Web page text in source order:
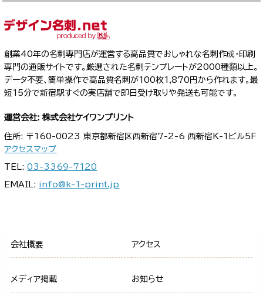
創業40年の名刺専門店が運営する高品質でおしゃれな名刺作成・印刷
専門の通販サイトです。厳選された名刺テンプレートが2000種類以上。
データ不要、簡単操作で高品質名刺が100枚1,870円から作れます。最
短15分で新宿駅すぐの実店舗で即日受け取りや発送も可能です。
運営会社: 株式会社ケイワンプリント
住所: 〒160-0023 東京都新宿区西新宿7-2-6 西新宿K-1ビル5F
アクセスマップ
TEL:03-3369-7120
EMAIL: info@k-1-print.jp
会社概要 アクセス
メディア掲載 お知らせ